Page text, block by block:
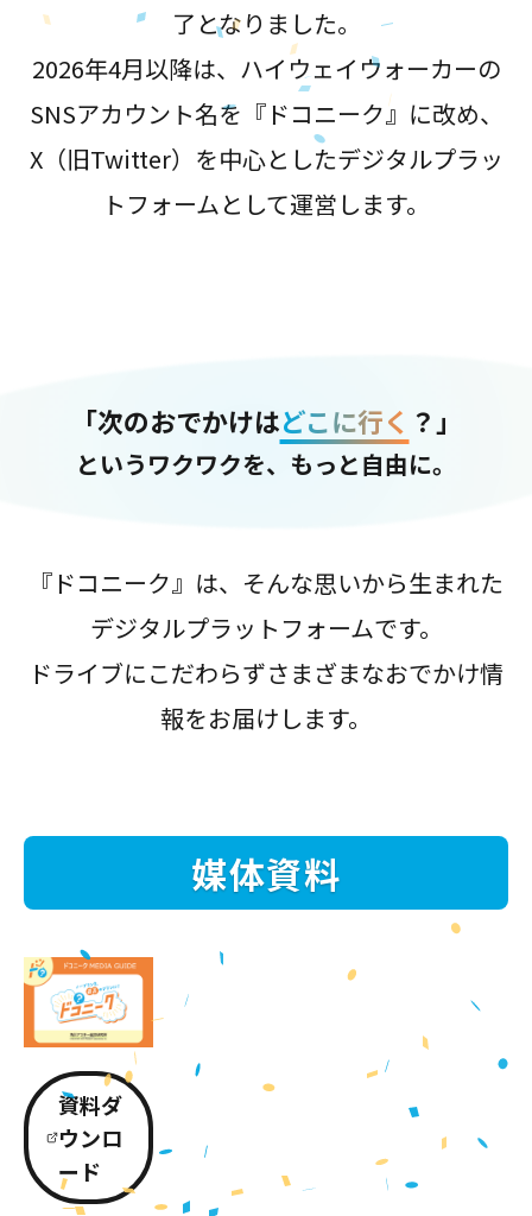
了となりました。
2026年4月以降は、ハイウェイウォーカーの
SNSアカウント名を『ドコニーク』に改め、
X（旧Twitter）を中心としたデジタルプラッ
トフォームとして運営します。
「次のおでかけはどこに行く ？」
というワクワクを、もっと自由に。
『ドコニーク』は、そんな思いから生まれた
デジタルプラットフォームです。
ドライブにこだわらずさまざまなおでかけ情
報をお届けします。
媒体資料
資料ダ
ウンロ
ード